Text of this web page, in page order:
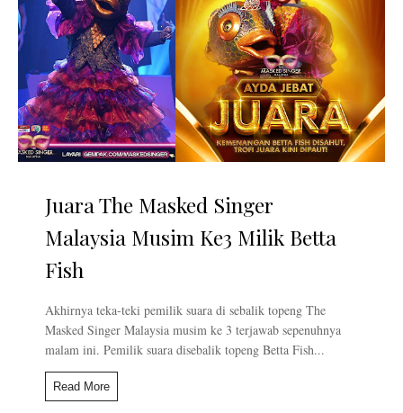
Juara The Masked Singer
Malaysia Musim Ke3 Milik Betta
Fish
Akhirnya teka-teki pemilik suara di sebalik topeng The
Masked Singer Malaysia musim ke 3 terjawab sepenuhnya
malam ini. Pemilik suara disebalik topeng Betta Fish...
Read More